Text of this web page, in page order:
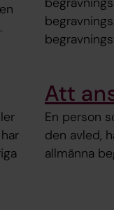
Att
En person
den avled,
allmänna